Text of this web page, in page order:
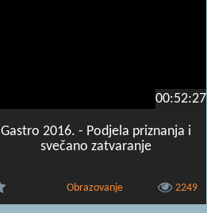
00:52:27
Gastro 2016. - Podjela priznanja i
svečano zatvaranje
Obrazovanje 2249